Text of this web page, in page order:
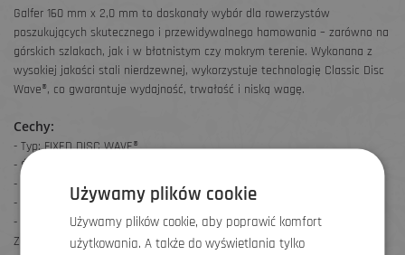
Galfer 160 mm x 2,0 mm to doskonały wybór dla rowerzystów
poszukujących skutecznego i przewidywalnego hamowania – zarówno na
górskich szlakach, jak i w błotnistym czy mokrym terenie. Wykonana z
wysokiej jakości stali nierdzewnej, wykorzystuje technologię Classic Disc
Wave®, co gwarantuje wydajność, trwałość i niską wagę.
Cechy:
- Typ: FIXED DISC WAVE®
- Średnica: 160 mm
- Grubość: 2,0 mm
- Mocowanie: Na 6 śrub
- Materiał: Wysokiej jakości stal nierdzewna – trwałość i odporność
Zalety technologii Wave®:
Używamy plików cookie
Używamy plików cookie, aby poprawić komfort
użytkowania. A także do wyświetlania tylko